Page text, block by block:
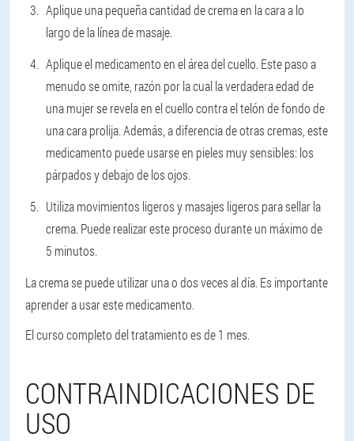
Aplique una pequeña cantidad de crema en la cara a lo
largo de la línea de masaje.
Aplique el medicamento en el área del cuello. Este paso a
menudo se omite, razón por la cual la verdadera edad de
una mujer se revela en el cuello contra el telón de fondo de
una cara prolija. Además, a diferencia de otras cremas, este
medicamento puede usarse en pieles muy sensibles: los
párpados y debajo de los ojos.
Utiliza movimientos ligeros y masajes ligeros para sellar la
crema. Puede realizar este proceso durante un máximo de
5 minutos.
La crema se puede utilizar una o dos veces al día. Es importante
aprender a usar este medicamento.
El curso completo del tratamiento es de 1 mes.
CONTRAINDICACIONES DE
USO